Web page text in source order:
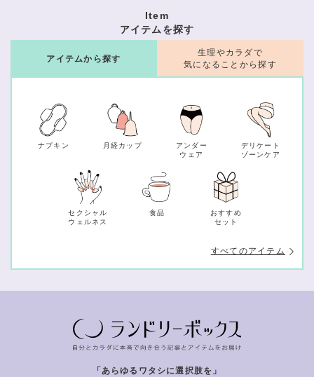
Item
アイテムを探す
アイテムから探す
ナプキン 月経カップ
アンダー
ウェア
デリケート
ゾーンケア
セクシャル
ウェルネス
食品
おすすめ
セット
すべてのアイテム
生理やカラダで
気になることから探す
「あらゆるワタシに選択肢を」